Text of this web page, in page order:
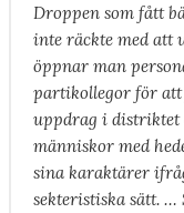
Droppen som fått
inte räckte med att
öppnar man
partikollegor för
uppdrag i distriktet
människor med
sina karaktärer
sekteristiska sätt.